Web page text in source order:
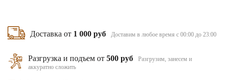
Доставка от 1 000 руб Доставим в любое время с 00:00 до 23:00
Разгрузка и подъем от500 руб
Разгрузим, занесем и
аккуратно сложить